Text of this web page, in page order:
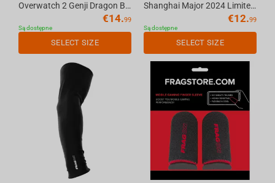
Overwatch 2 Genji Dragon Blade seamless gaming arm sleeve, L
€14.99
Są dostępne
SELECT SIZE
Shanghai Major 2024 Limited Edition gaming arm sleeve black, M
€12.99
Są dostępne
SELECT SIZE